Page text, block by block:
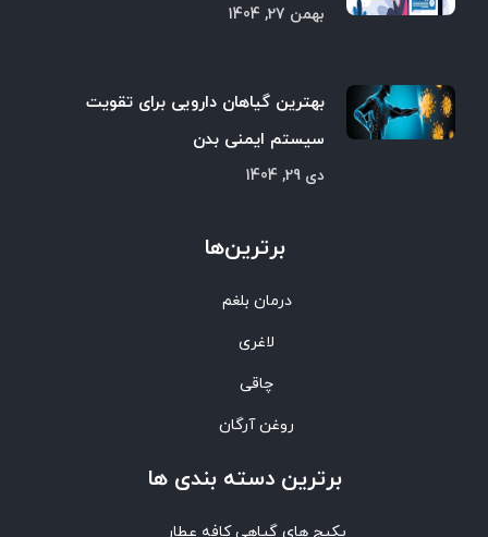
بهمن 27, 1404
بهترین گیاهان دارویی برای تقویت
سیستم ایمنی بدن
دی 29, 1404
برترین‌ها
درمان بلغم
لاغری
چاقی
روغن آرگان
برترین‌ دسته بندی ها
پکیج های گیاهی کافه عطار